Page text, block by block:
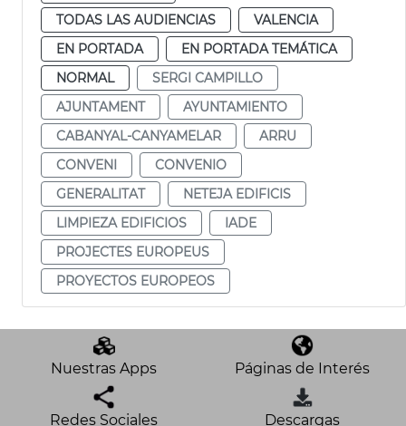
TODAS LAS AUDIENCIAS
VALENCIA
EN PORTADA
EN PORTADA TEMÁTICA
NORMAL
SERGI CAMPILLO
AJUNTAMENT
AYUNTAMIENTO
CABANYAL-CANYAMELAR
ARRU
CONVENI
CONVENIO
GENERALITAT
NETEJA EDIFICIS
LIMPIEZA EDIFICIOS
IADE
PROJECTES EUROPEUS
PROYECTOS EUROPEOS
Nuestras Apps Páginas de Interés
Redes Sociales Descargas